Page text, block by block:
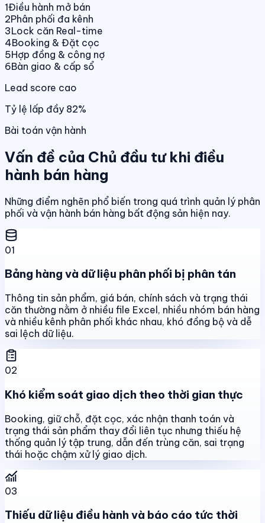
1Điều hành mở bán
2Phân phối đa kênh
3Lock căn Real-time
4Booking & Đặt cọc
5Hợp đồng & công nợ
6Bàn giao & cấp sổ
Lead score cao
Tỷ lệ lấp đầy 82%
Bài toán vận hành
Vấn đề của Chủ đầu tư khi điều
hành bán hàng
Những điểm nghẽn phổ biến trong quá trình quản lý phân
phối và vận hành bán hàng bất động sản hiện nay.
01
Bảng hàng và dữ liệu phân phối bị phân tán
Thông tin sản phẩm, giá bán, chính sách và trạng thái
căn thường nằm ở nhiều file Excel, nhiều nhóm bán hàng
và nhiều kênh phân phối khác nhau, khó đồng bộ và dễ
sai lệch dữ liệu.
02
Khó kiểm soát giao dịch theo thời gian thực
Booking, giữ chỗ, đặt cọc, xác nhận thanh toán và
trạng thái sản phẩm thay đổi liên tục nhưng thiếu hệ
thống quản lý tập trung, dẫn đến trùng căn, sai trạng
thái hoặc chậm xử lý giao dịch.
03
Thiếu dữ liệu điều hành và báo cáo tức thời